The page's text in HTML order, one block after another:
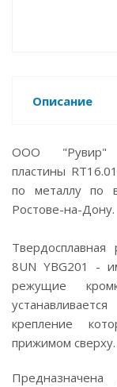
Описание
ООО "Рувир"
пластины
по металлу по
Ростове-на-Дону.
Твердосплавная
8UN YBG201 -
режущие
крепление
прижимом сверху.